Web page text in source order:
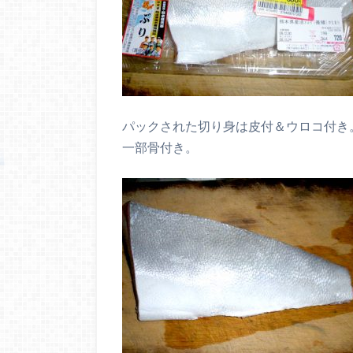
パックされた切り身は皮付＆ウロコ付き
一部骨付き。